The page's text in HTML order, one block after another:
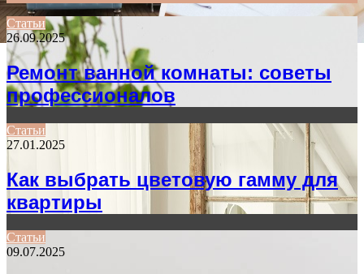
for
Статьи
26.09.2025
Ремонт ванной комнаты: советы
профессионалов
Статьи
27.01.2025
Как выбрать цветовую гамму для
квартиры
Статьи
09.07.2025